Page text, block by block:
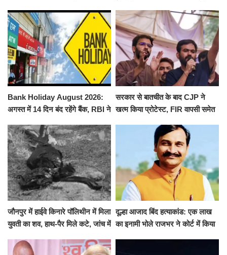
निलंबित
जलाभिषेक
Bank Holiday August 2026:
अगस्त में 14 दिन बंद रहेंगे बैंक, RBI ने
सरकार से बातचीत के बाद CJP ने
खत्म किया प्रोटेस्ट, FIR वापसी समेत
जौनपुर में हाईवे किनारे पॉलिथीन में मिला
युवती का शव, हाथ-पैर मिले कटे, जांच में
दूल्हा आजाद बिंद हत्याकांड: एक लाख
का इनामी भोले राजभर ने कोर्ट में किया